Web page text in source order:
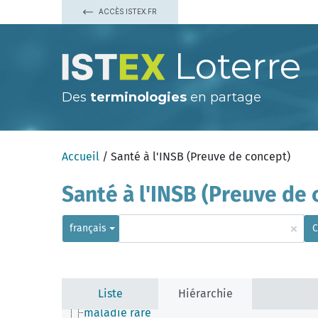
ACCÈS ISTEX.FR
Loterre
Des terminologies en partage
Accueil / Santé à l'INSB (Preuve de concept)
Santé à l'INSB (Preuve de
français ×
Liste Hiérarchie
classe pharmacologique
maladie
anomalie biologique
déformation
endocrinopathie
épanchement
handicap
immunopathologie
infection
maladie chronique
maladie congénitale
maladie inflammatoire
maladie métabolique
maladie rare